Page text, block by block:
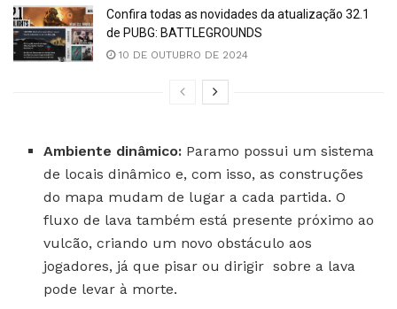
Confira todas as novidades da atualização 32.1
de PUBG: BATTLEGROUNDS
10 DE OUTUBRO DE 2024
Ambiente dinâmico: Paramo possui um sistema
de locais dinâmico e, com isso, as construções
do mapa mudam de lugar a cada partida. O
fluxo de lava também está presente próximo ao
vulcão, criando um novo obstáculo aos
jogadores, já que pisar ou dirigir sobre a lava
pode levar à morte.